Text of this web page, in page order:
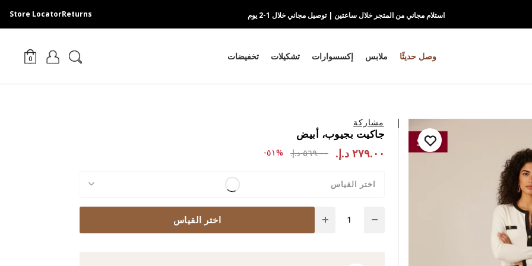
استلام مجاني من المتجر خلال ساعتين | توصيل مجاني خلال 1-2 يوم Returns
Store Locator
وصل حديثًا ملابس إكسسوارات تشكيلات تخفيضات 0
مشاركة
جاكيت بجيوب، أبيض
٢٧٩.٠٠ د.إ.‏ Price reduced from
٥٦٩.٠٠ د.إ.‏ to ٢٧٩.٠٠ د.إ.‏%٥١-
اختر القياس
اختر القياس